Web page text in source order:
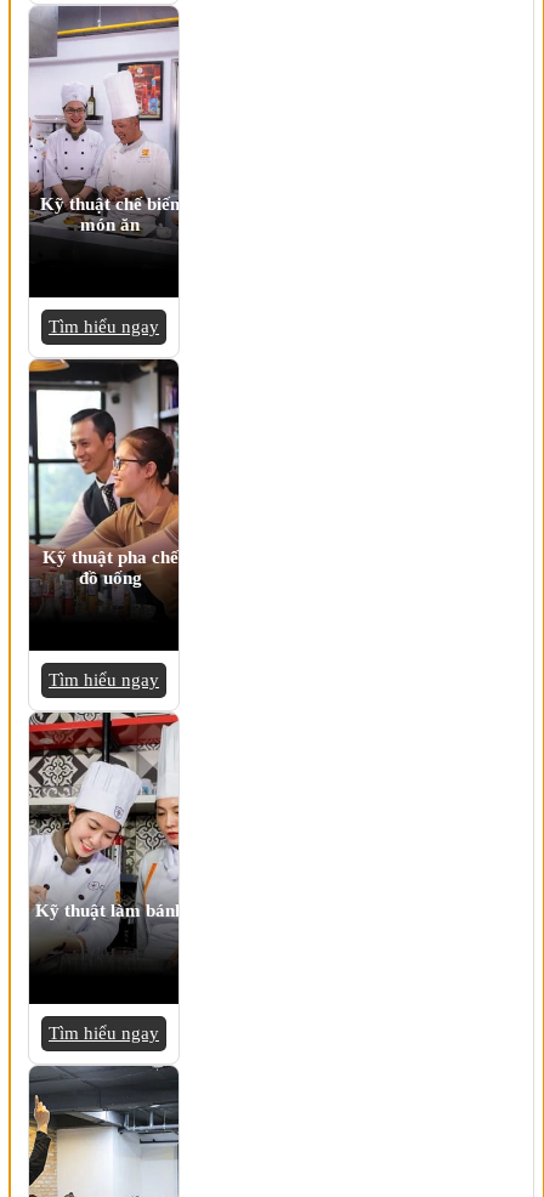
Kỹ thuật chế biến
món ăn
Tìm hiểu ngay
Kỹ thuật pha chế
đồ uống
Tìm hiểu ngay
Kỹ thuật làm bánh
Tìm hiểu ngay